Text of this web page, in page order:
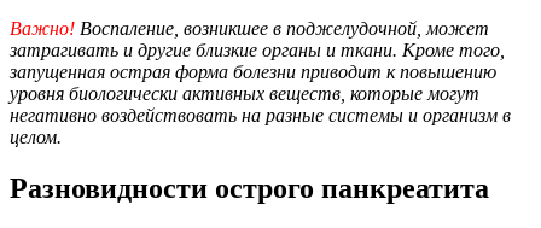
Важно! Воспаление, возникшее в поджелудочной, может
затрагивать и другие близкие органы и ткани. Кроме того,
запущенная острая форма болезни приводит к повышению
уровня биологически активных веществ, которые могут
негативно воздействовать на разные системы и организм в
целом.
Разновидности острого панкреатита